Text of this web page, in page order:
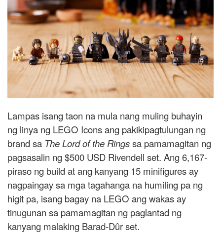
Lampas isang taon na mula nang muling buhayin
ng linya ng LEGO Icons ang pakikipagtulungan ng
brand sa The Lord of the Ringssa pamamagitan ng
pagsasalin ng $500 USD Rivendell set. Ang 6,167-
piraso ng build at ang kanyang 15 minifigures ay
nagpaingay sa mga tagahanga na humiling pa ng
higit pa, isang bagay na LEGO ang wakas ay
tinugunan sa pamamagitan ng paglantad ng
kanyang malaking Barad-Dûr set.